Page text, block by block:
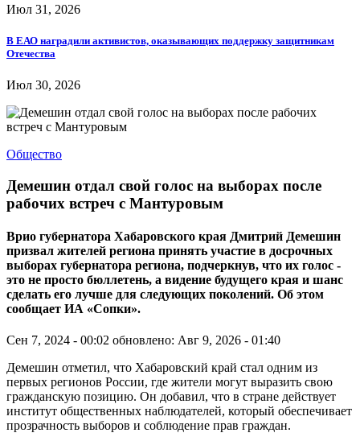
Июл 31, 2026
В ЕАО наградили активистов, оказывающих поддержку защитникам
Отечества
Июл 30, 2026
Общество
Демешин отдал свой голос на выборах после
рабочих встреч с Мантуровым
Врио губернатора Хабаровского края Дмитрий Демешин
призвал жителей региона принять участие в досрочных
выборах губернатора региона, подчеркнув, что их голос -
это не просто бюллетень, а видение будущего края и шанс
сделать его лучше для следующих поколений. Об этом
сообщает ИА «Сопки».
Сен 7, 2024 - 00:02 обновлено: Авг 9, 2026 - 01:40
Демешин отметил, что Хабаровский край стал одним из
первых регионов России, где жители могут выразить свою
гражданскую позицию. Он добавил, что в стране действует
институт общественных наблюдателей, который обеспечивает
прозрачность выборов и соблюдение прав граждан.